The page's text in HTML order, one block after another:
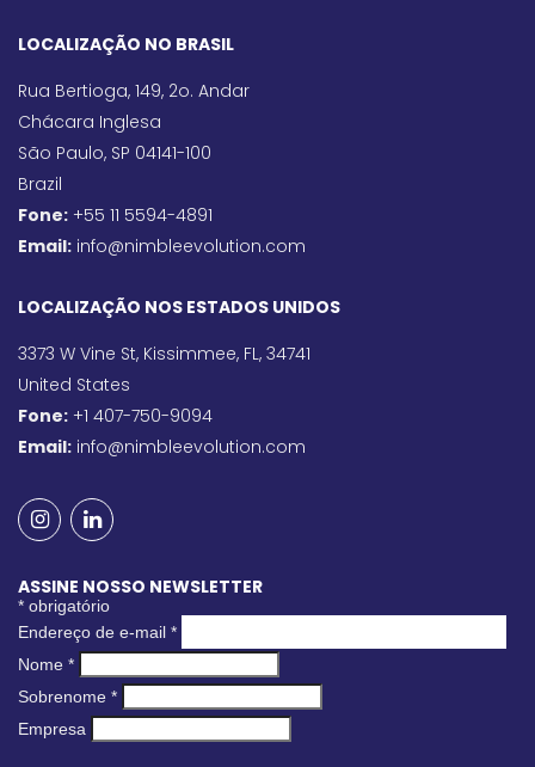
LOCALIZAÇÃO NO BRASIL
Rua Bertioga, 149, 2o. Andar
Chácara Inglesa
São Paulo, SP 04141-100
Brazil
Fone: +55 11 5594-4891
Email: info@nimbleevolution.com
LOCALIZAÇÃO NOS ESTADOS UNIDOS
3373 W Vine St, Kissimmee, FL, 34741
United States
Fone: +1 407-750-9094
Email: info@nimbleevolution.com
ASSINE NOSSO NEWSLETTER
* obrigatório
Endereço de e-mail *
Nome *
Sobrenome *
Empresa